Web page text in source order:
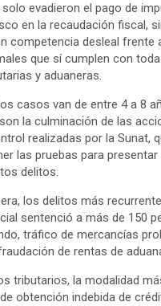
evadieron el pago de
en la recaudación fiscal,
competencia desleal frente
que sí cumplen con
y aduaneras.
casos van de entre 4 a 8
la culminación de las
realizadas por la Sunat,
las pruebas para presentar
delitos.
los delitos más
sentenció a más de 150
tráfico de mercancías
de rentas de
tributarios, la modalidad
obtención indebida de